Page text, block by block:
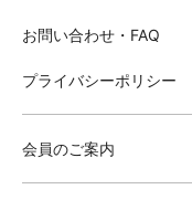
お問い合わせ・FAQ
プライバシーポリシー
会員のご案内